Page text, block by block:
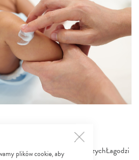
plików cookie, aby
delikatnej skóry najmłodszychŁagodzi